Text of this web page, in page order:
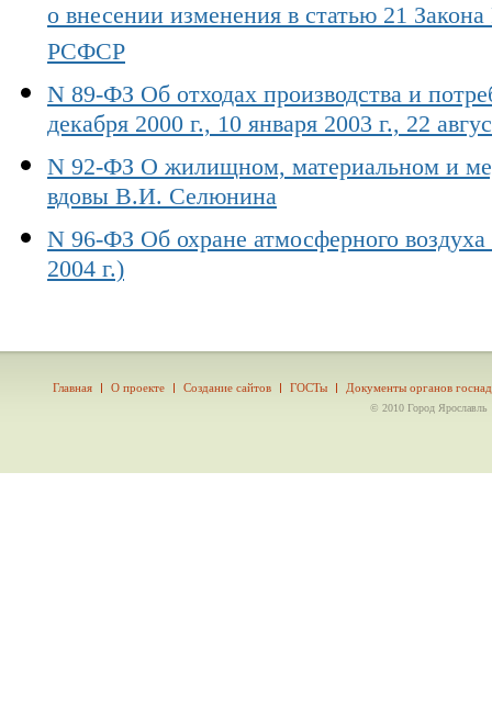
о внесении изменения в статью 21
РСФСР
N 89-ФЗ Об отходах производства и
декабря 2000 г., 10 января 2003 г., 22
N 92-ФЗ О жилищном, материальном и
вдовы В.И. Селюнина
N 96-ФЗ Об охране атмосферного
2004 г.)
Главная О проекте Создание сайтов ГОСТы Документы органов
© 2010 Город Ярославль